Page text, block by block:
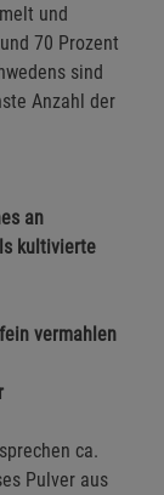
und
70 Prozent
sind
Anzahl der
an
kultivierte
vermahlen
ca.
Pulver aus